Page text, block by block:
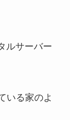
ルサーバー
いる家のよ